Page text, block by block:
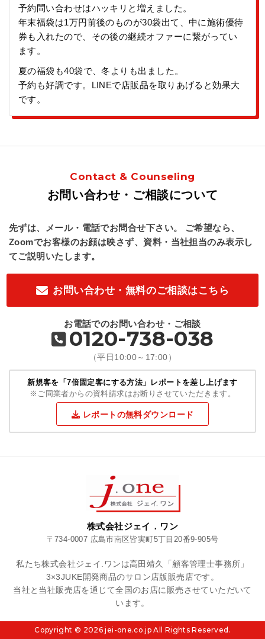
予約問い合わせはハッキリと増えました。
年末福袋は1万円前後のものが30袋出て、中に施術優待
券も入れたので、その後の継続オファーに繋がってい
ます。
夏の福袋も40袋で、冬よりも出ました。
予約も好調です。LINEで店販品を取りあげると効果大
です。
Contact & Counseling
お問い合わせ・ご相談について
先ずは、メール・電話でお問合せ下さい。
ご希望なら、
Zoomでお客様のお顔は映さず、資料・当社担当のみ表示し
てご説明いたします。
お問い合わせ・無料のご相談はこちら
お電話でのお問い合わせ・ご相談
0120-738-038
（平日10:00～17:00）
新規客を「7倍固定客にする方法」レポートを差し上げます
※ご同業者からの資料請求はお断りさせていただきます。
レポートの無料ダウンロード
株式会社ジェイ．ワン
〒734-0007 広島市南区皆実町5丁目20番9-905号
私たち株式会社ジェイ.ワンは高田靖久「顧客管理士事務所」
3×3JUKE開発商品のサロン店版販売店です。
当社と当社販売店を通じて全国のお店に販売させていただいて
います。
Copyright © 2026 jei-one.co.jp All Rights Reserved.